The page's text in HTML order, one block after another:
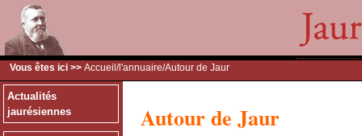
Vous êtes ici >> Accueil /l'annuaire/Autour de Jaur
Actualités
jaurésiennes
Autour de Jaur